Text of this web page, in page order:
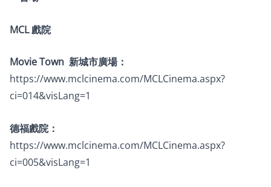
MCL 戲院
Movie Town 新城市廣場：
https://www.mclcinema.com/MCLCinema.aspx?
ci=014&visLang=1
德福戲院：
https://www.mclcinema.com/MCLCinema.aspx?
ci=005&visLang=1